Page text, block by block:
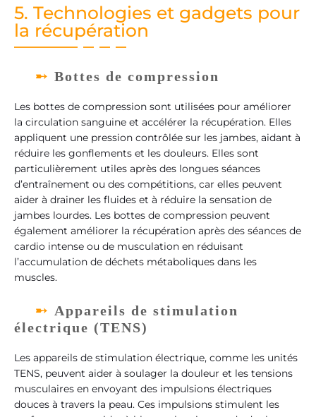
5. Technologies et gadgets pour
la récupération
Bottes de compression
Les bottes de compression sont utilisées pour améliorer
la circulation sanguine et accélérer la récupération. Elles
appliquent une pression contrôlée sur les jambes, aidant à
réduire les gonflements et les douleurs. Elles sont
particulièrement utiles après des longues séances
d’entraînement ou des compétitions, car elles peuvent
aider à drainer les fluides et à réduire la sensation de
jambes lourdes. Les bottes de compression peuvent
également améliorer la récupération après des séances de
cardio intense ou de musculation en réduisant
l’accumulation de déchets métaboliques dans les
muscles.
Appareils de stimulation
électrique (TENS)
Les appareils de stimulation électrique, comme les unités
TENS, peuvent aider à soulager la douleur et les tensions
musculaires en envoyant des impulsions électriques
douces à travers la peau. Ces impulsions stimulent les